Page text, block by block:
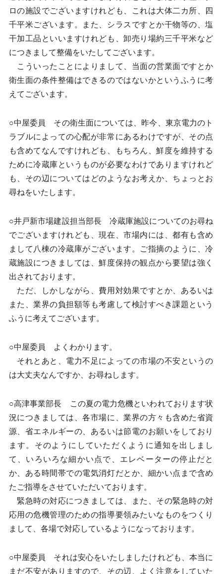
ロの施設でございますけれども、これは大体二カ所、四
千平米ございます。また、シラスですとか干物等の、塩
干加工品といいますけれども、卸売り場約三千平米など
につきまして整備をいたしてございます。
こういったことによりまして、当面の営業面ですとか
衛生面の条件整備はできるのではないかというふうに考
えてございます。
○中屋委員 その衛生面については、昨今、東京電力のト
ラブルによっての心配が非常にあるわけですが、その点
も含めてなんですけれども、もちろん、鮮度を維持する
ために冷蔵庫というものが必要なわけでありますけれど
も、その辺についてはどのようなお考えか、ちょっとお
尋ねをいたします。
○井戸新市場建設担当部長 冷蔵庫施設についてのお尋ね
でございますけれども、現在、市場内には、都有も含め
まして八棟の冷蔵庫がございます。ご指摘のように、冷
蔵施設につきましては、鮮度保持の観点から要望は強く
出されております。
ただ、しかしながら、費用対効果ですとか、あるいは
また、業界の負担額等も考慮して検討すべき課題という
ふうに考えてございます。
○中屋委員 よくわかります。
それとあと、電力不足によっての市場の不安というの
は大丈夫なんですか、お尋ねします。
○高津事業部長 この夏の電力危機といわれております状
況につきましては、各市場に、業界の方々も含めた省資
源、省エネルギーの、あるいは節電のお願いをしており
ます。そのようにしていただくように通知を出しまし
て、いろいろな細かい点で、エレベーターの停止だと
か、ある時間帯での電気消灯だとか、細かい点まで含め
たご指導をさせていただいております。
緊急時の対応につきましては、また、その緊急時の対
応用の危機管理のための指導要領みたいなものをつくり
まして、各場で対応しているようになっております。
○中屋委員 それは安心をいたしましたけれども、本当に
まだ不安がありますので、その辺、よく注意をしていた